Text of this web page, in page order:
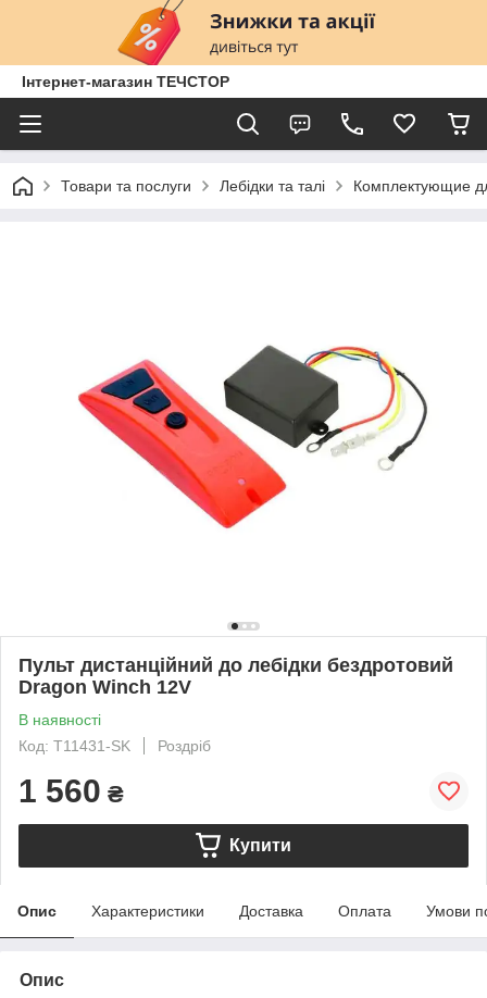
Інтернет-магазин ТЕЧСТОР
Товари та послуги Лебідки та талі Комплектующие
Пульт дистанційний до лебідки бездротовий
Dragon Winch 12V
В наявності
Код: T11431-SK
Роздріб
1 560 ₴
Купити
Опис Характеристики Доставка Оплата Умови
Опис